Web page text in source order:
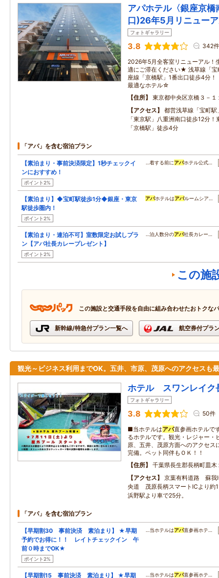
アパホテル〈銀座京
口)26年5月リニュー
フォトギャラリー
3.8 342件
2026年5月全客室リニューアル！
適にご滞在ください★ 浅草線「宝
座線「京橋駅」1番出口徒歩4分
最適なホテル☆
住所
東京都中央区京橋３－１
アクセス
都営浅草線「宝町駅
「東京駅」八重洲南口徒歩12分
「京橋駅」徒歩4分
「アパ」を含む宿泊プラン
【素泊まり・事前決済限定】1秒チェックイ
ンにおすすめ！
ポイント2%
…着する前にアパホテル公式…
【素泊まり】◆宝町駅徒歩1分◆銀座・東京
駅徒歩圏内！
ポイント2%
アパホテルはアパルームシア…
【素泊まり・連泊不可】室数限定お試しプラ
ン【アパ社長カレープレゼント】
ポイント2%
…泊人数分のアパ社長カレー…
この施
この施設と交通手段を自由に組み合わせたおトクな
新幹線/特急付プラン一覧へ 航空券付プラ
観光～ビジネス利用までOK。五井、市原、茂原へのアクセスも
ホテル スワンレイク
フォトギャラリー
3.8 50件
■当ホテルはアパ直参画ホテル
るホテルです。観光・レジャー・
原、五井、茂原方面へのアクセス
完備。ペット同伴もＯＫ！！
住所
千葉県長生郡長柄町皿木
アクセス
京葉有料道路 蘇我
央道 茂原長柄スマートICより
浜野駅より車で25分。
「アパ」を含む宿泊プラン
【早期割30 事前決済 素泊まり】 ★早期
予約でお得に！！ レイトチェックイン 午
前０時までOK★
ポイント2%
…当ホテルはアパ直参画ホテ…
【早期割15 事前決済 素泊まり】 ★早期 …当ホテルはアパ直参画ホテ…